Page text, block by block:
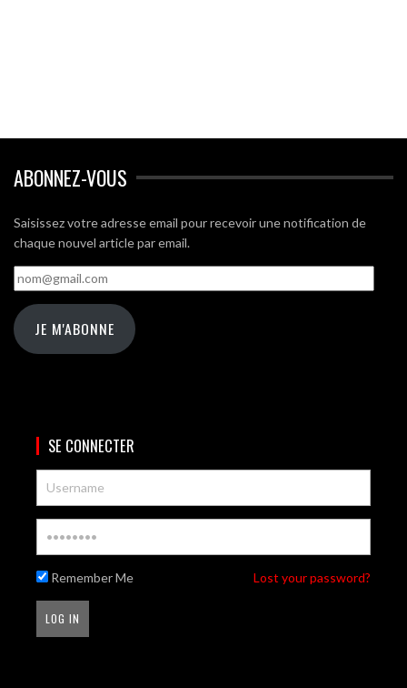
ABONNEZ-VOUS
Saisissez votre adresse email pour recevoir une notification de
chaque nouvel article par email.
nom@gmail.com
JE M'ABONNE
SE CONNECTER
Remember Me Lost your password?